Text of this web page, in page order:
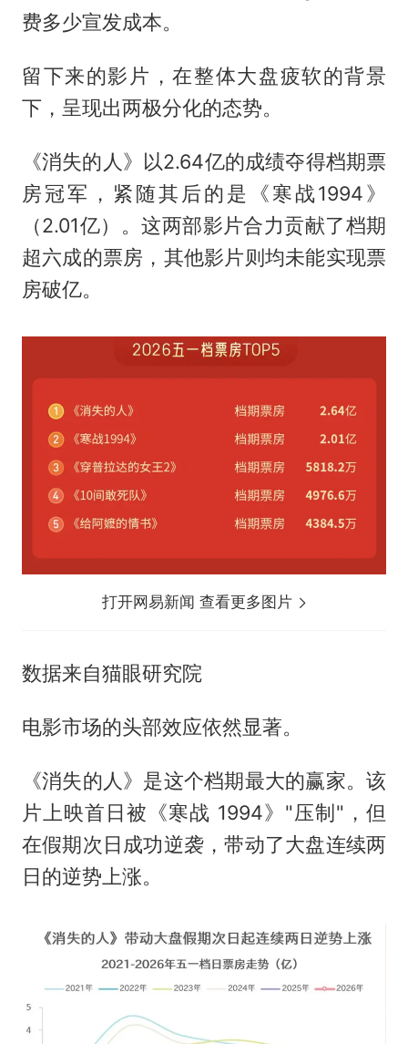
费多少宣发成本。
留下来的影片，在整体大盘疲软的背景
下，呈现出两极分化的态势。
《消失的人》以2.64亿的成绩夺得档期票
房冠军，紧随其后的是《寒战1994》
（2.01亿）。这两部影片合力贡献了档期
超六成的票房，其他影片则均未能实现票
房破亿。
打开网易新闻 查看更多图片
数据来自猫眼研究院
电影市场的头部效应依然显著。
《消失的人》是这个档期最大的赢家。该
片上映首日被《寒战 1994》"压制"，但
在假期次日成功逆袭，带动了大盘连续两
日的逆势上涨。